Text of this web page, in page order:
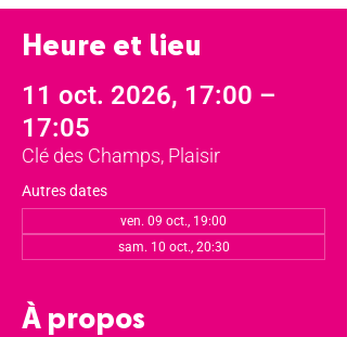
Heure et lieu
11 oct. 2026, 17:00 –
17:05
Clé des Champs, Plaisir
Autres dates
ven. 09 oct., 19:00
sam. 10 oct., 20:30
À propos